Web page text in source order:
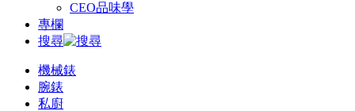
CEO品味學
專欄
搜尋
機械錶
腕錶
私廚